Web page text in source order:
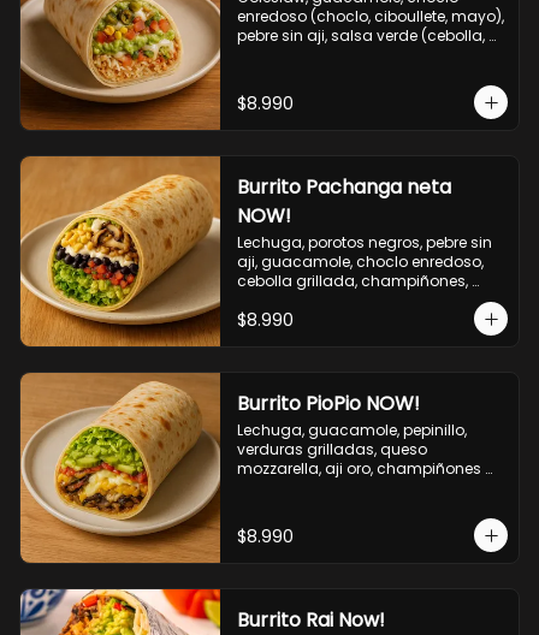
enredoso (choclo, ciboullete, mayo),
pebre sin aji, salsa verde (cebolla,
$8.990
Burrito Pachanga neta
NOW!
Lechuga, porotos negros, pebre sin
aji, guacamole, choclo enredoso,
cebolla grillada, champiñones,
$8.990
Burrito PioPio NOW!
Lechuga, guacamole, pepinillo,
verduras grilladas, queso
mozzarella, aji oro, champiñones
$8.990
Burrito Rai Now!